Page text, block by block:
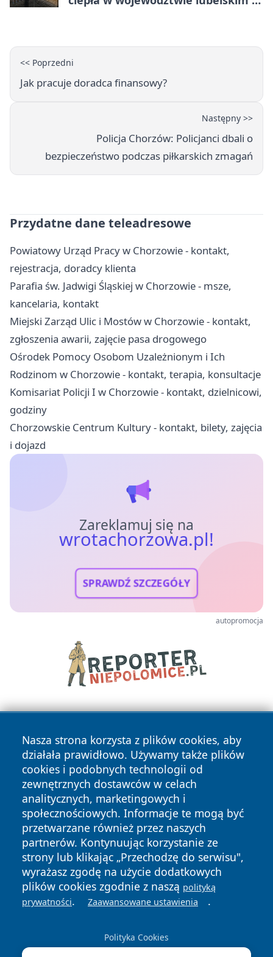
<< Poprzedni
Jak pracuje doradca finansowy?
Następny >>
Policja Chorzów: Policjanci dbali o
bezpieczeństwo podczas piłkarskich zmagań
Przydatne dane teleadresowe
Powiatowy Urząd Pracy w Chorzowie - kontakt,
rejestracja, doradcy klienta
Parafia św. Jadwigi Śląskiej w Chorzowie - msze,
kancelaria, kontakt
Miejski Zarząd Ulic i Mostów w Chorzowie - kontakt,
zgłoszenia awarii, zajęcie pasa drogowego
Ośrodek Pomocy Osobom Uzależnionym i Ich
Rodzinom w Chorzowie - kontakt, terapia, konsultacje
Komisariat Policji I w Chorzowie - kontakt, dzielnicowi,
godziny
Chorzowskie Centrum Kultury - kontakt, bilety, zajęcia
i dojazd
Zareklamuj się na
wrotachorzowa.pl!
SPRAWDŹ SZCZEGÓŁY
autopromocja
Nasza strona korzysta z plików cookies, aby
działała prawidłowo. Używamy także plików
cookies i podobnych technologii od
zewnętrznych dostawców w celach
analitycznych, marketingowych i
społecznościowych. Informacje te mogą być
przetwarzane również przez naszych
partnerów. Kontynuując korzystanie ze
strony lub klikając „Przechodzę do serwisu",
wyrażasz zgodę na użycie dodatkowych
plików cookies zgodnie z naszą polityką
prywatności. Zaawansowane ustawienia .
Polityka Cookies
Copyright © 2026 wrotachorzowa.pl Wszystkie prawa
zastrzeżone.
News Autorzy
Polityka
Prywatności
Polityka
Cookies